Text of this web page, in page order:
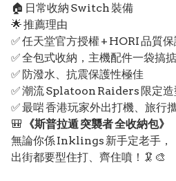
🏠 日常收納 Switch 裝備
🌟 推薦理由
✅ 任天堂官方授權 + HORI 品質保
✅ 全包式收納，主機配件一袋搞掂
✅ 防潑水、抗震保護性極佳
✅ 潮流 Splatoon Raiders 限定造
✅ 最啱 香港玩家外出打機、旅行
🎒
《斯普拉遁 突襲者 全收納包》
無論你係 Inklings 新手定老手，
出街都要型住打、齊住噴！🦑🎨